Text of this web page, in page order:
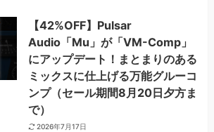
【42%OFF】Pulsar
Audio「Mu」が「VM-Comp」
にアップデート！まとまりのある
ミックスに仕上げる万能グルーコ
ンプ（セール期間8月20日夕方ま
で）
2026年7月17日